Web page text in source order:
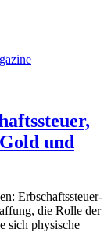
und
Erbschaftssteuer-
die Rolle der
sich physische